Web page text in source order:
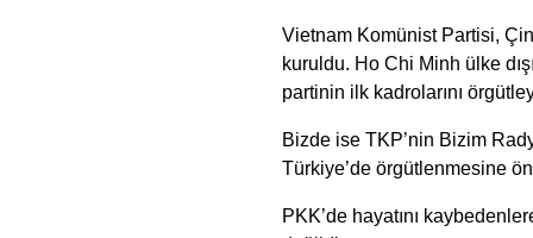
Vietnam Komünist Partisi,
kuruldu. Ho Chi Minh ülke
partinin ilk kadrolarını
Bizde ise TKP’nin Bizim
Türkiye’de örgütlenmesine
PKK’de hayatını